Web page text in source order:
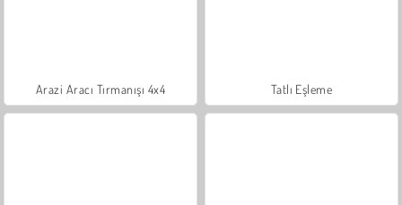
Arazi Aracı Tırmanışı 4x4 Tatlı Eşleme